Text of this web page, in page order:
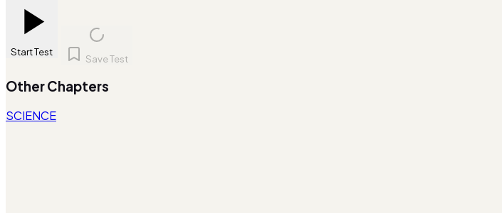
Start Test
Save Test
Other Chapters
SCIENCE